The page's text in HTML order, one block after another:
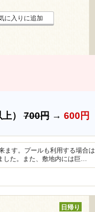
に入りに追加
上）700円→ 600円
ます。プールも利用する場合は
した。また、敷地内には巨…
日帰り